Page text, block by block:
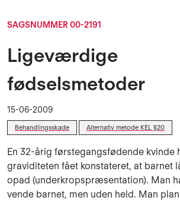
SAGSNUMMER 00-2191
Ligeværdige
fødselsmetoder
15-06-2009
Behandlingsskade Alternativ metode KEL §20
En 32-årig førstegangsfødende kvinde
graviditeten fået konstateret, at barnet
opad (underkropspræsentation). Man
vende barnet, men uden held. Man